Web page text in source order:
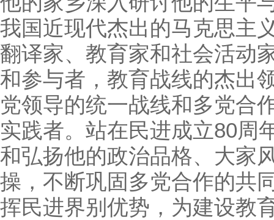
我国近现代杰出的马克思主
翻译家、教育家和社会活动
和参与者，教育战线的杰出
党领导的统一战线和多党合
实践者。站在民进成立80周
和弘扬他的政治品格、大家
操，不断巩固多党合作的共
挥民进界别优势，为建设教